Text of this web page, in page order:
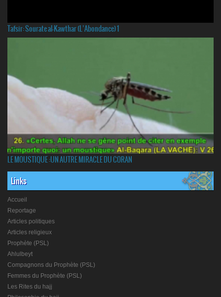
Tafsir: Sourate al-Kawthar (L’Abondance) 1
LE MOUSTIQUE :UN AUTRE MIRACLE DU CORAN
Links
Accueil
Reportage
Articles politiques
Articles religieux
Prophète (PSL)
Ahlulbeyt
Compagnons du Prophète (PSL)
Femmes du Prophète (PSL)
Les Rites du hajj